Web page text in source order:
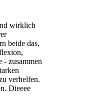
wirklich
beide das,
- zusammen
verhelfen.
Dieeee